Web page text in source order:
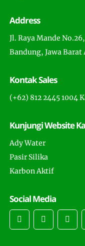
Address
Jl. Raya Mande
Bandung, Jawa Barat
Kontak Sales
(+62) 812 2445 1004
Kunjungi Website
Ady Water
Pasir Silika
Karbon Aktif
Social Media